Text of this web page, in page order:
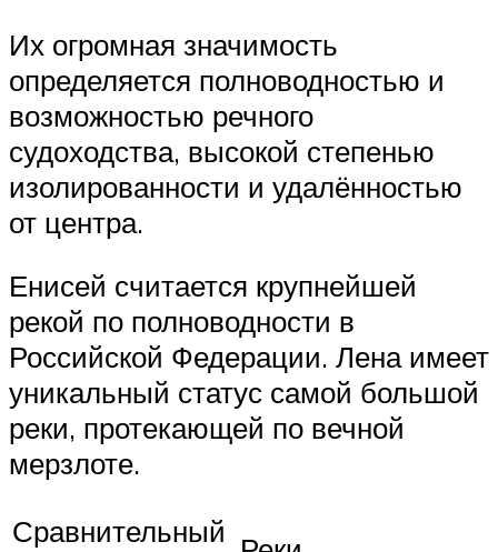
Их огромная значимость
определяется полноводностью и
возможностью речного
судоходства, высокой степенью
изолированности и удалённостью
от центра.
Енисей считается крупнейшей
рекой по полноводности в
Российской Федерации. Лена имеет
уникальный статус самой большой
реки, протекающей по вечной
мерзлоте.
Сравнительный